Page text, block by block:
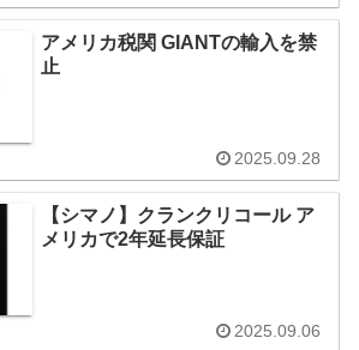
アメリカ税関 GIANTの輸入を禁
止
2025.09.28
【シマノ】クランクリコール ア
メリカで2年延長保証
2025.09.06